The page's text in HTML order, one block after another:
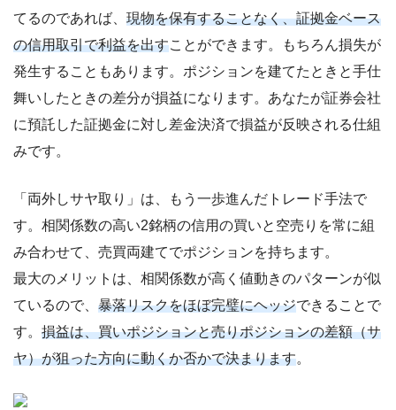
てるのであれば、 現物を保有することなく、証拠金ベース
の信用取引で利益を出すことができます。もちろん損失が
発生することもあります。ポジションを建てたときと手仕
舞いしたときの差分が損益になります。あなたが証券会社
に預託した証拠金に対し差金決済で損益が反映される仕組
みです。
「両外しサヤ取り」は、もう一歩進んだトレード手法で
す。相関係数の高い2銘柄の信用の買いと空売りを常に組
み合わせて、売買両建てでポジションを持ちます。
最大のメリットは、相関係数が高く値動きのパターンが似
ているので、 暴落リスクをほぼ完璧にヘッジできることで
す。 損益は、買いポジションと売りポジションの差額（サ
ヤ）が狙った方向に動くか否かで決まります。